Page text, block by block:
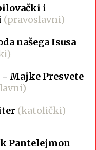
i
(pravoslavni)
našega Isusa
- Majke Presvete
(katolički)
Pantelejmon